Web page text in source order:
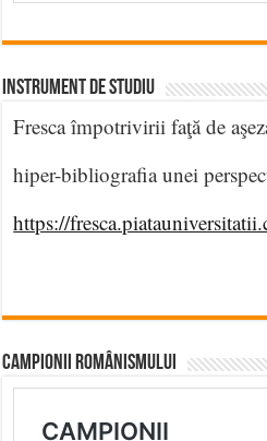
INSTRUMENT DE STUDIU
Fresca împotrivirii faţă de
hiper-bibliografia unei
https://
CAMPIONII ROMÂNISMULUI